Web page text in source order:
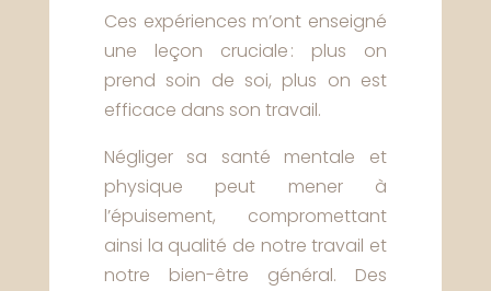
Ces expériences m’ont enseigné
une leçon cruciale : plus on
prend soin de soi, plus on est
efficace dans son travail.
Négliger sa santé mentale et
physique peut mener à
l’épuisement, compromettant
ainsi la qualité de notre travail et
notre bien-être général. Des